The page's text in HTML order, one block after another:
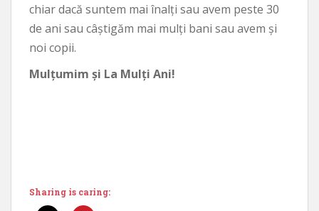
chiar dacă suntem mai înalți sau avem peste 30
de ani sau câștigăm mai mulți bani sau avem și
noi copii.
Mulțumim și La Mulți Ani!
Sharing is caring: